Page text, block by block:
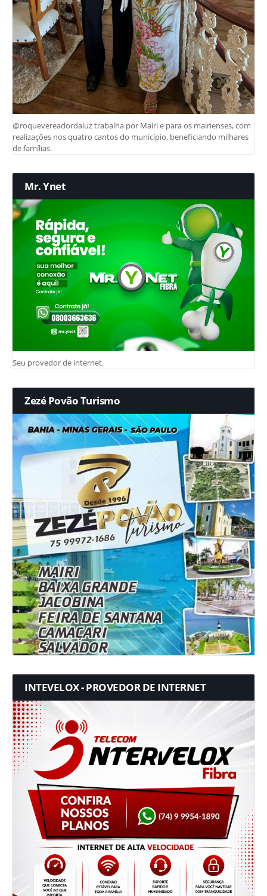
@roquevereadordaluz trabalha por Mairi e para os mairienses, com
realizações nos quatro cantos do município, beneficiando milhares
de famílias.
Mr. Ynet
Seu provedor de internet.
Zezé Povão Turismo
INTEVELOX - PROVEDOR DE INTERNET